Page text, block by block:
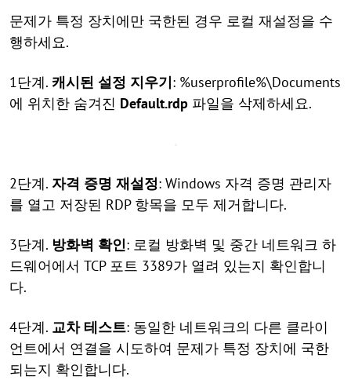
문제가 특정 장치에만 국한된 경우 로컬 재설정을 수
행하세요.
1단계. 캐시된 설정 지우기: %userprofile%\Documents
에 위치한 숨겨진 Default.rdp 파일을 삭제하세요.
2단계. 자격 증명 재설정: Windows 자격 증명 관리자
를 열고 저장된 RDP 항목을 모두 제거합니다.
3단계. 방화벽 확인: 로컬 방화벽 및 중간 네트워크 하
드웨어에서 TCP 포트 3389가 열려 있는지 확인합니
다.
4단계. 교차 테스트: 동일한 네트워크의 다른 클라이
언트에서 연결을 시도하여 문제가 특정 장치에 국한
되는지 확인합니다.